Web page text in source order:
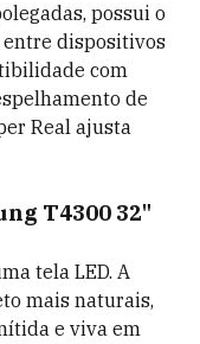
possui o
dispositivos
com
de
Real ajusta
T4300 32"
tela LED. A
mais naturais,
e viva em